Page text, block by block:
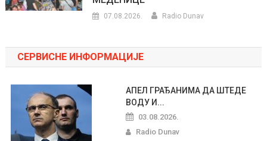
07.08.2026. Radio Dunav
СЕРВИСНЕ ИНФОРМАЦИЈЕ
АПЕЛ ГРАЂАНИМА ДА ШТЕДЕ
ВОДУ И...
03.08.2026.
Radio Dunav